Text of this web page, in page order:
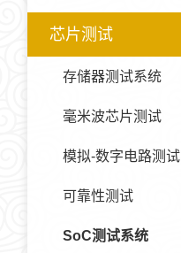
芯片测试
存储器测试系统
毫米波芯片测试
模拟-数字电路测试
可靠性测试
SoC测试系统